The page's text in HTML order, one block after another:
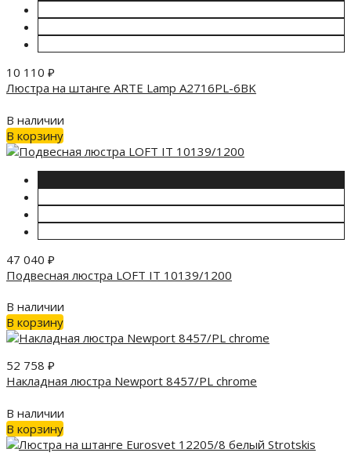
10 110 ₽
Люстра на штанге ARTE Lamp A2716PL-6BK
В наличии
В корзину
47 040 ₽
Подвесная люстра LOFT IT 10139/1200
В наличии
В корзину
52 758 ₽
Накладная люстра Newport 8457/PL chrome
В наличии
В корзину